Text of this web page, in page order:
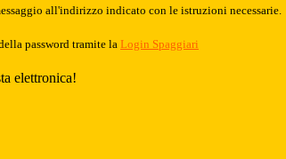
all'indirizzo indicato con le istruzioni necessarie.
password tramite la Login Spaggiari
elettronica!